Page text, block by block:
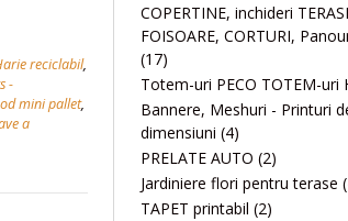
reciclabil,
-
mini pallet,
a
COPERTINE, inchideri
FOISOARE, CORTURI,
(17)
Totem-uri PECO TOTEM-uri
Bannere, Meshuri - Printuri
dimensiuni (4)
PRELATE AUTO (2)
Jardiniere flori pentru terase
TAPET printabil (2)